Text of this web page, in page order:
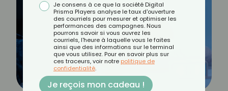
Je consens à ce que la société Digital
Prisma Players analyse le taux d'ouverture
des courriels pour mesurer et optimiser les
performances des campagnes. Nous
pourrons savoir si vous ouvrez les
courriels, l'heure à laquelle vous le faites
ainsi que des informations sur le terminal
que vous utilisez. Pour en savoir plus sur
ces traceurs, voir notre politique de
confidentialité.
Je reçois mon cadeau !